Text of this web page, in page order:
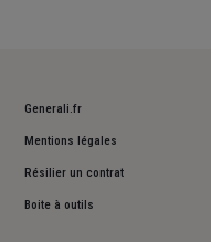
Generali.fr
Mentions légales
Résilier un contrat
Boite à outils